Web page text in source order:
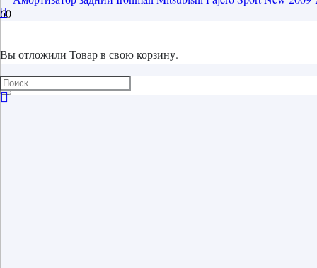
Вы отложили Товарв свою корзину.